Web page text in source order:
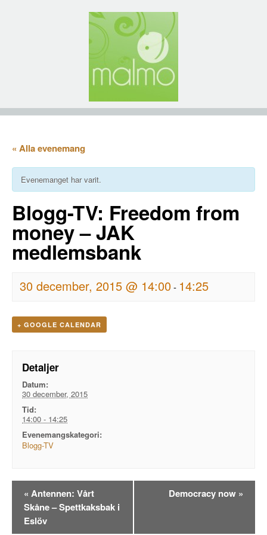
« Alla evenemang
Evenemanget har varit.
Blogg-TV: Freedom from
money – JAK
medlemsbank
30 december, 2015 @ 14:00- 14:25
+ GOOGLE CALENDAR
Detaljer
Datum:
30 december, 2015
Tid:
14:00 - 14:25
Evenemangskategori:
Blogg-TV
Evenemangsnavigation
« Antennen: Vårt
Skåne – Spettkaksbak i
Eslöv
Democracy now »